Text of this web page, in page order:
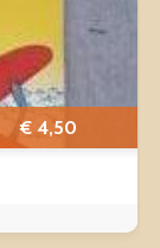
€ 4,50